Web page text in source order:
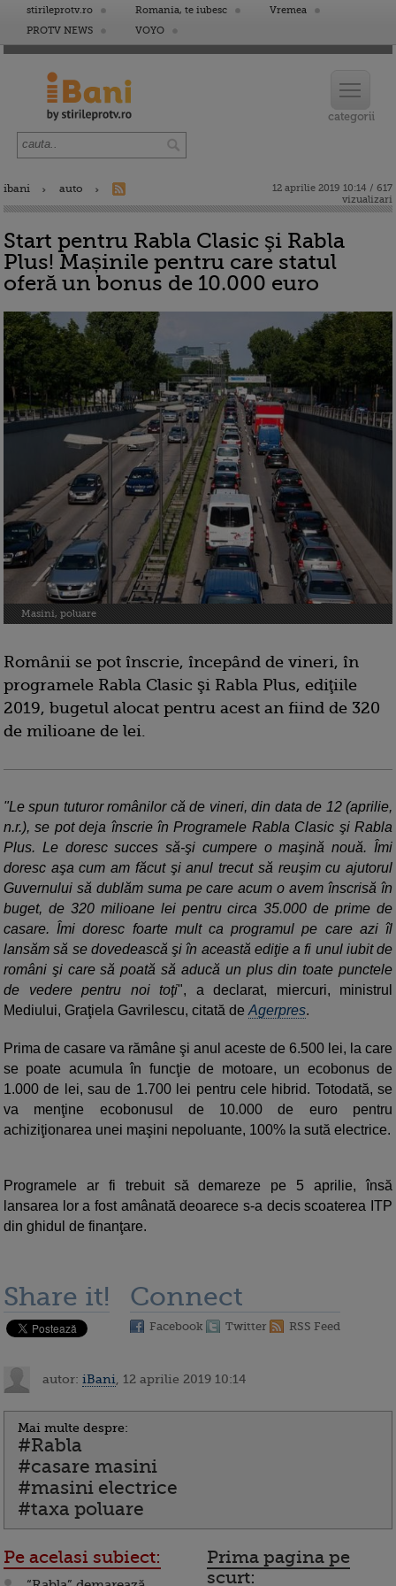
stirileprotv.ro Romania, te iubesc
Vremea
PROTV NEWS
VOYO
ibani auto
12 aprilie 2019 10:14 / 617
vizualizari
Start pentru Rabla Clasic şi Rabla
Plus! Mașinile pentru care statul
oferă un bonus de 10.000 euro
Masini, poluare
Românii se pot înscrie, începând de vineri, în
programele Rabla Clasic şi Rabla Plus, ediţiile
2019, bugetul alocat pentru acest an fiind de 320
de milioane de lei.
"Le spun tuturor românilor că de vineri, din data de 12 (aprilie,
n.r.), se pot deja înscrie în Programele Rabla Clasic şi Rabla
Plus. Le doresc succes să-şi cumpere o maşină nouă. Îmi
doresc aşa cum am făcut şi anul trecut să reuşim cu ajutorul
Guvernului să dublăm suma pe care acum o avem înscrisă în
buget, de 320 milioane lei pentru circa 35.000 de prime de
casare. Îmi doresc foarte mult ca programul pe care azi îl
lansăm să se dovedească şi în această ediţie a fi unul iubit de
români şi care să poată să aducă un plus din toate punctele
de vedere pentru noi toţi", a declarat, miercuri, ministrul
Mediului, Graţiela Gavrilescu, citată de Agerpres.
Prima de casare va rămâne şi anul aceste de 6.500 lei, la care
se poate acumula în funcţie de motoare, un ecobonus de
1.000 de lei, sau de 1.700 lei pentru cele hibrid. Totodată, se
va menţine ecobonusul de 10.000 de euro pentru
achiziţionarea unei maşini nepoluante, 100% la sută electrice.
Programele ar fi trebuit să demareze pe 5 aprilie, însă
lansarea lor a fost amânată deoarece s-a decis scoaterea ITP
din ghidul de finanţare.
Share it! Connect
Facebook Twitter RSS Feed
autor: iBani , 12 aprilie 2019 10:14
Mai multe despre:
#Rabla
#casare masini
#masini electrice
#taxa poluare
Pe acelasi subiect:
Prima pagina pe
scurt: